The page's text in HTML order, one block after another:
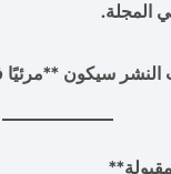
المجلة.
سيكون